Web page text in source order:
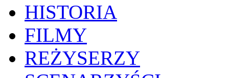
HISTORIA
FILMY
REŻYSERZY